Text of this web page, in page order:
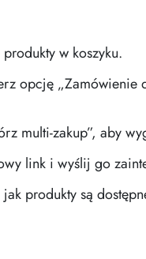
w koszyku.
opcję „Zamówienie
multi-zakup”, aby
link i wyślij go
produkty są